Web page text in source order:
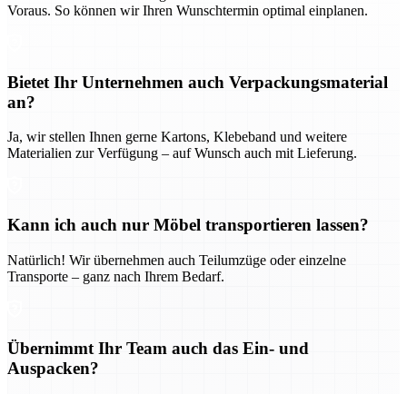
Voraus. So können wir Ihren Wunschtermin optimal einplanen.
Bietet Ihr Unternehmen auch Verpackungsmaterial
an?
Ja, wir stellen Ihnen gerne Kartons, Klebeband und weitere
Materialien zur Verfügung – auf Wunsch auch mit Lieferung.
Kann ich auch nur Möbel transportieren lassen?
Natürlich! Wir übernehmen auch Teilumzüge oder einzelne
Transporte – ganz nach Ihrem Bedarf.
Übernimmt Ihr Team auch das Ein- und
Auspacken?